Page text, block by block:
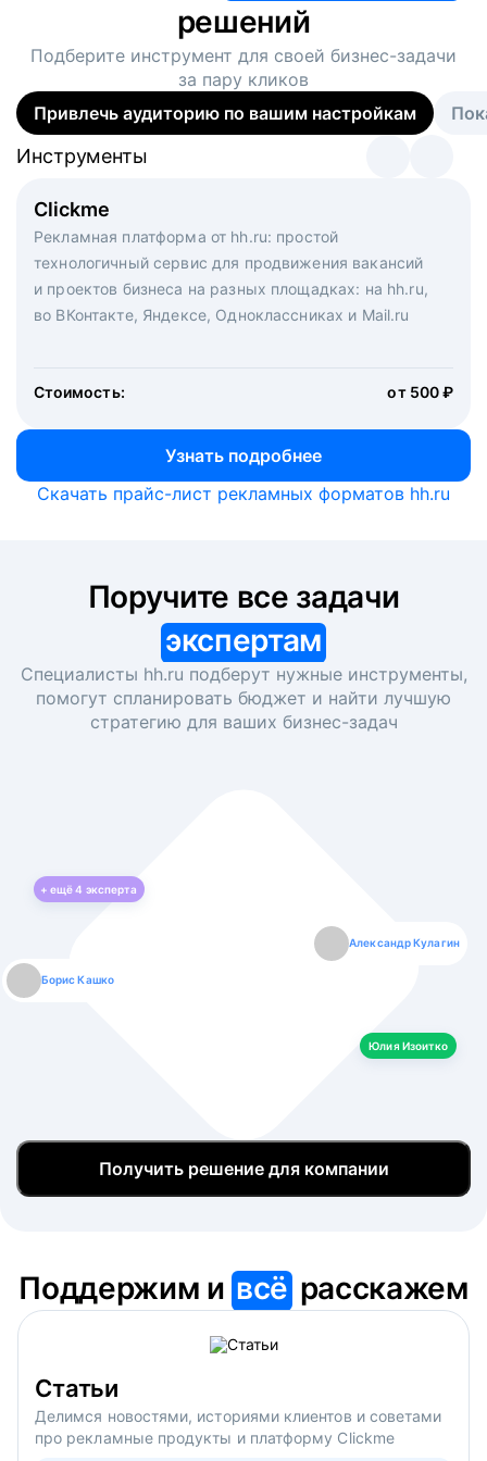
решений
Подберите инструмент для своей бизнес-задачи
за пару кликов
Привлечь аудиторию по вашим настройкам
Clickme
Рекламная платформа от hh.ru: простой
технологичный сервис для продвижения вакансий
и проектов бизнеса на разных площадках: на hh.ru,
во ВКонтакте, Яндексе, Одноклассниках и Mail.ru
Стоимость: от 500 ₽
Узнать подробнее
Инструменты
Вакансия дня
Рекламный формат для вакансий на главной странице
hh.ru. Увеличивает количество откликов
Инструменты
Массовый подбор под ключ. Решите, сколько
кандидатов и когда вам нужно, и за дело возьмутся
маркетологи, рекрутеры и проектные менеджеры
hh.ru с целым набором digital-инструментов
Инструменты
Скачать прайс-лист рекламных форматов hh.ru
экспертам
Специалисты hh.ru подберут нужные инструменты,
помогут спланировать бюджет и найти лучшую
стратегию для ваших бизнес-задач
+ ещё4 эксперта
Борис Кашко
Александр Кулагин
Юлия Изоитко
Юлия Изоитко
Даниил Макаров
Александр Кулагин
Екатерина Лазаренко
Даниил Макаров
Борис Кашко
Екатерина Лазаренко
Юлия Изоитко
Получить решение для компании
Поддержим ивсё расскажем
Статьи
Делимся новостями, историями клиентов и советами
про рекламные продукты и платформу Clickme